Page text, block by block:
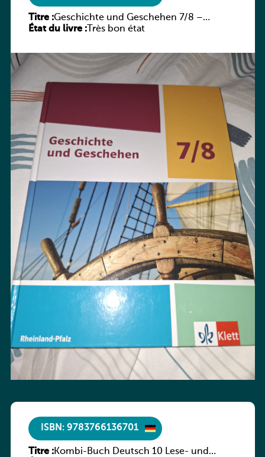
Titre :Geschichte und Geschehen 7/8 –
Rheinland-Pfalz
État du livre :Très bon état
ISBN: 9783766136701
Titre :Kombi-Buch Deutsch 10 Lese- und